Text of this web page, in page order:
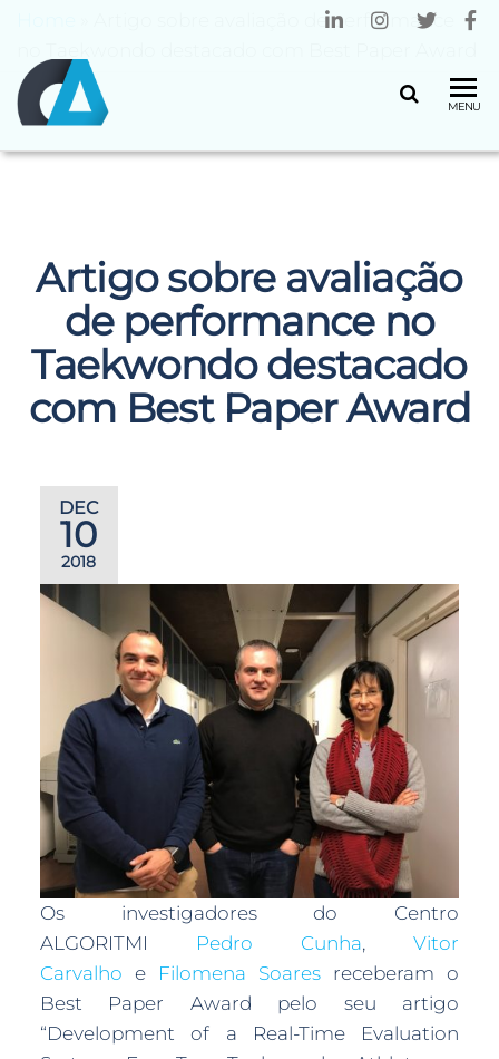
MENU
Artigo sobre avaliação de performance
Artigo sobre avaliação
de performance no
Taekwondo destacado
com Best Paper Award
DEC
10
2018
Os investigadores do Centro
ALGORITMI
Pedro Cunha,Vitor
Carvalho e Filomena Soares receberam o
Best Paper Award pelo seu artigo
“Development of a Real-Time Evaluation